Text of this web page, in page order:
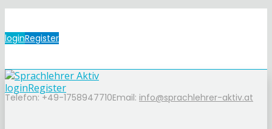
loginRegister
Telefon: +49-1758947710Email: info@sprachlehrer-aktiv.at
loginRegister